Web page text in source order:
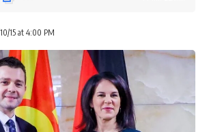
15 at 4:00 PM